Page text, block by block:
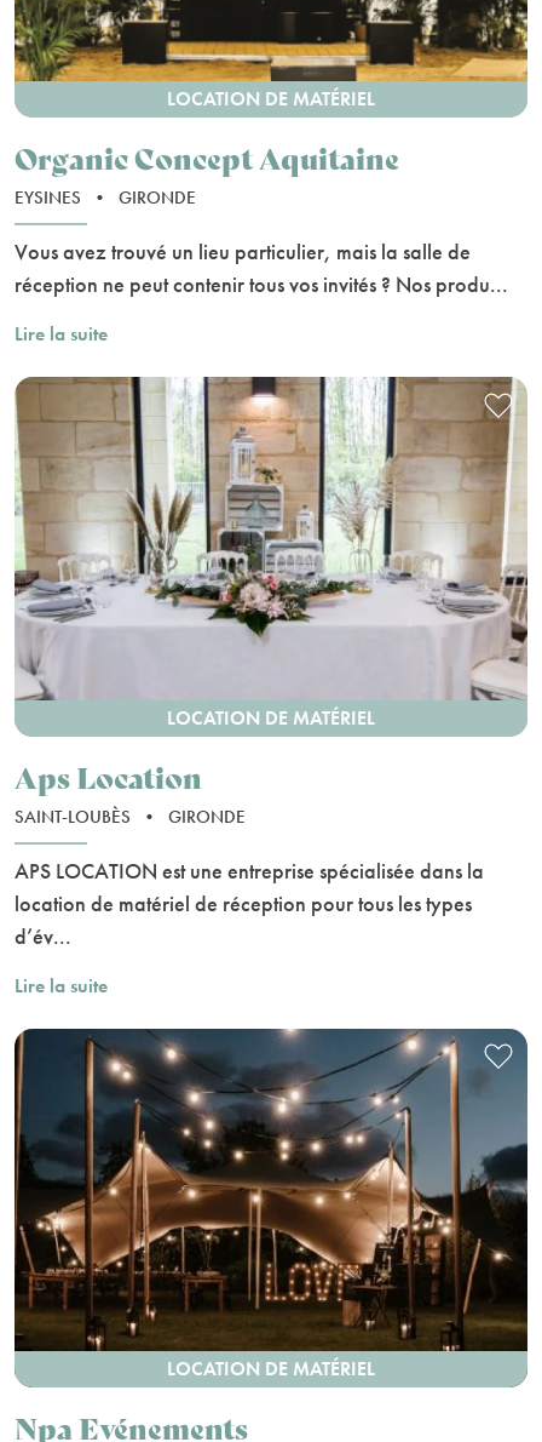
LOCATION DE MATÉRIEL
Organic Concept Aquitaine
EYSINES • GIRONDE
Vous avez trouvé un lieu particulier, mais la salle de
réception ne peut contenir tous vos invités ? Nos produ...
Lire la suite
LOCATION DE MATÉRIEL
Aps Location
SAINT-LOUBÈS • GIRONDE
APS LOCATION est une entreprise spécialisée dans la
location de matériel de réception pour tous les types
d’év...
Lire la suite
LOCATION DE MATÉRIEL
Npa Evénements